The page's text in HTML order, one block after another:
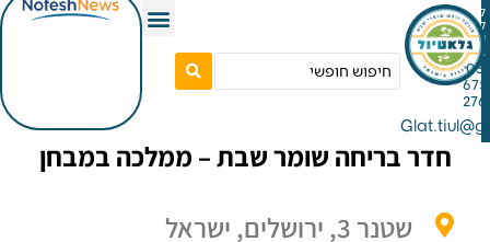
בריחה שומר שבת – ממלכה במבחן
שטנר 3, ירושלים, ישראל